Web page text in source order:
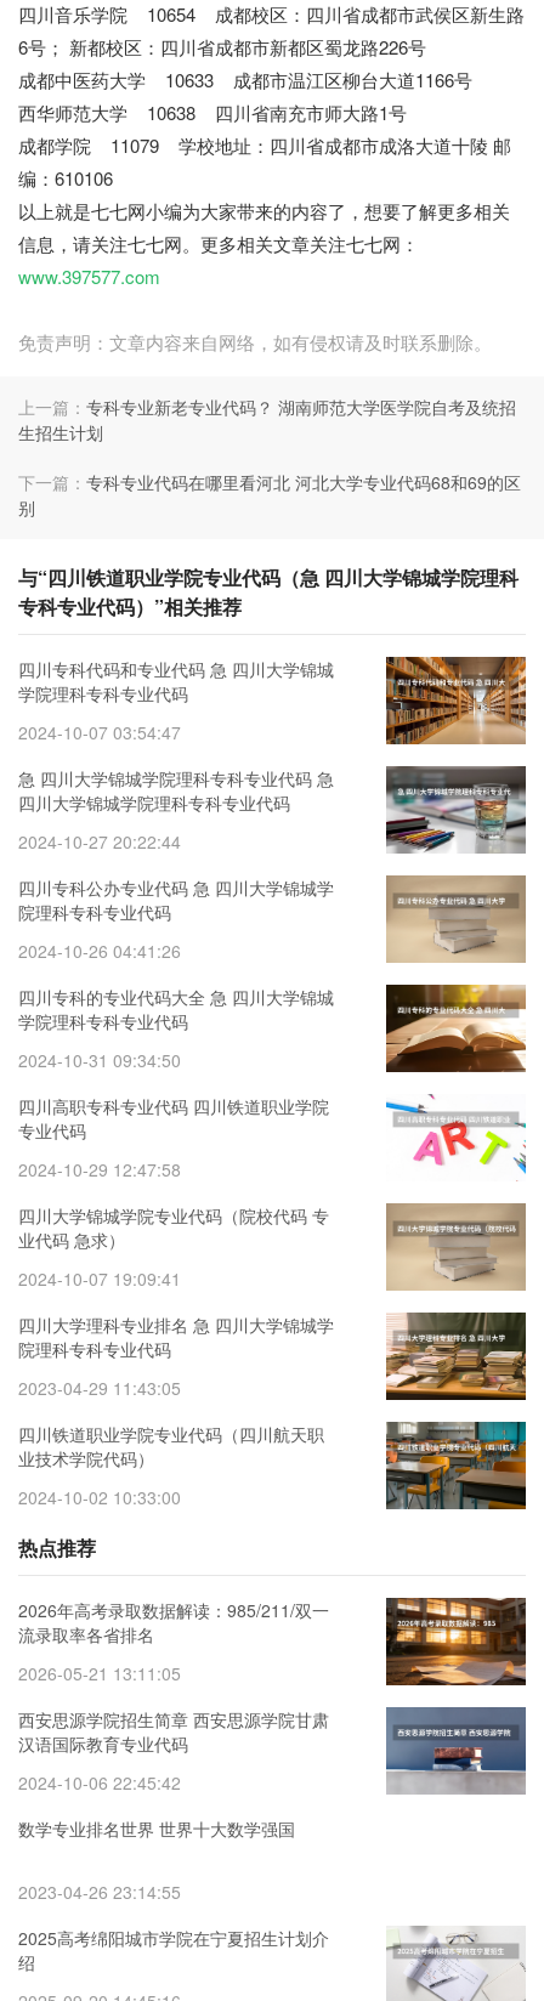
四川音乐学院 10654 成都校区：四川省成都市武侯区新生路
6号； 新都校区：四川省成都市新都区蜀龙路226号
成都中医药大学 10633 成都市温江区柳台大道1166号
西华师范大学 10638 四川省南充市师大路1号
成都学院 11079 学校地址：四川省成都市成洛大道十陵 邮
编：610106
以上就是七七网小编为大家带来的内容了，想要了解更多相关
信息，请关注七七网。更多相关文章关注七七网：
www.397577.com
免责声明：文章内容来自网络，如有侵权请及时联系删除。
上一篇： 专科专业新老专业代码？ 湖南师范大学医学院自考及统招
生招生计划
下一篇： 专科专业代码在哪里看河北 河北大学专业代码68和69的区
别
与“四川铁道职业学院专业代码（急 四川大学锦城学院理科
专科专业代码）”相关推荐
四川专科代码和专业代码 急 四川大学锦城
学院理科专科专业代码
2024-10-07 03:54:47
急 四川大学锦城学院理科专科专业代码 急
四川大学锦城学院理科专科专业代码
2024-10-27 20:22:44
四川专科公办专业代码 急 四川大学锦城学
院理科专科专业代码
2024-10-26 04:41:26
四川专科的专业代码大全 急 四川大学锦城
学院理科专科专业代码
2024-10-31 09:34:50
四川高职专科专业代码 四川铁道职业学院
专业代码
2024-10-29 12:47:58
四川大学锦城学院专业代码（院校代码 专
业代码 急求）
2024-10-07 19:09:41
四川大学理科专业排名 急 四川大学锦城学
院理科专科专业代码
2023-04-29 11:43:05
四川铁道职业学院专业代码（四川航天职
业技术学院代码）
2024-10-02 10:33:00
热点推荐
2026年高考录取数据解读：985/211/双一
流录取率各省排名
2026-05-21 13:11:05
西安思源学院招生简章 西安思源学院甘肃
汉语国际教育专业代码
2024-10-06 22:45:42
数学专业排名世界 世界十大数学强国
2023-04-26 23:14:55
2025高考绵阳城市学院在宁夏招生计划介
绍